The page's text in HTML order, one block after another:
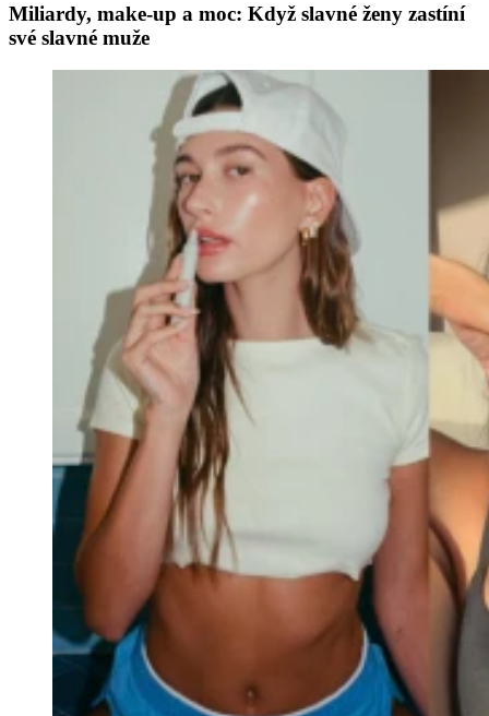
Miliardy, make-up a moc: Když slavné ženy zastíní
své slavné muže